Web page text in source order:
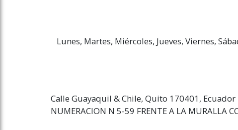
Lunes, Martes, Miércoles, Jueves, Viernes,
Calle Guayaquil & Chile, Quito 170401, Ecuador
NUMERACION N 5-59 FRENTE A LA MURALLA